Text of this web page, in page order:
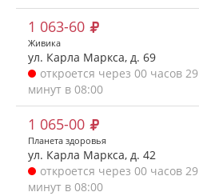
1 063-60
Живика
ул. Карла Маркса, д. 69
откроется через 00 часов 29
минут в 08:00
1 065-00
Планета здоровья
ул. Карла Маркса, д. 42
откроется через 00 часов 29
минут в 08:00